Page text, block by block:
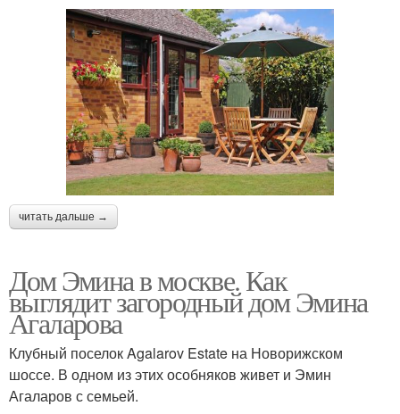
читать дальше →
Дом Эмина в москве. Как
выглядит загородный дом Эмина
Агаларова
Клубный поселок Agalarov Estate на Новорижском
шоссе. В одном из этих особняков живет и Эмин
Агаларов с семьей.